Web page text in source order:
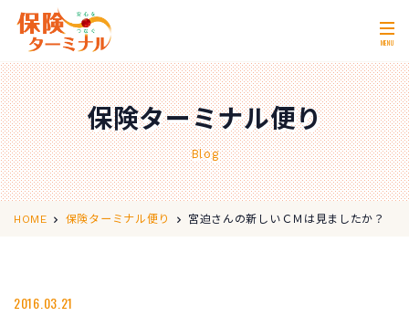
MENU
ホーム Home
私たちの強み Our Strength
無料相談 Consultation
取扱保険会社 Insurance Companies
店舗情報
保険ターミナル便り
Blog
HOME 保険ターミナル便り 宮迫さんの新しいＣＭは見ましたか？
2016.03.21